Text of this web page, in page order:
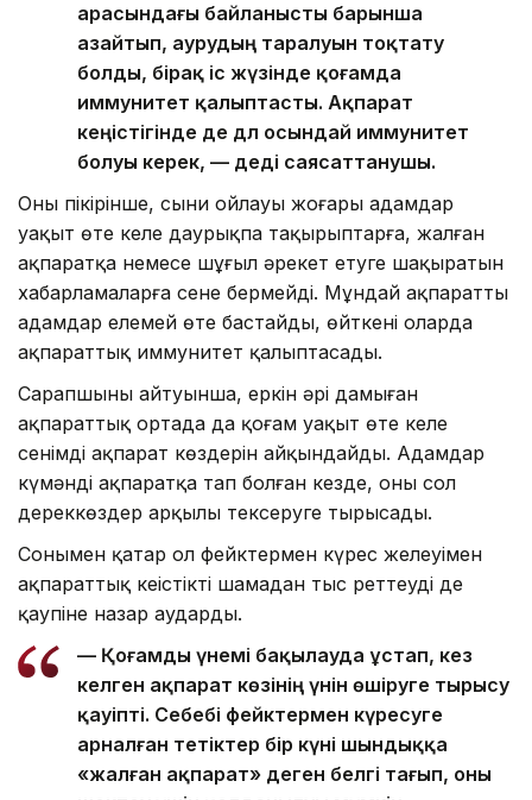
арасындағы байланысты барынша
азайтып, аурудың таралуын тоқтату
болды, бірақ іс жүзінде қоғамда
иммунитет қалыптасты. Ақпарат
кеңістігінде де дәл осындай иммунитет
болуы керек, — деді саясаттанушы.
Оның пікірінше, сыни ойлауы жоғары адамдар
уақыт өте келе даурықпа тақырыптарға, жалған
ақпаратқа немесе шұғыл әрекет етуге шақыратын
хабарламаларға сене бермейді. Мұндай ақпаратты
адамдар елемей өте бастайды, өйткені оларда
ақпараттық иммунитет қалыптасады.
Сарапшының айтуынша, еркін әрі дамыған
ақпараттық ортада да қоғам уақыт өте келе
сенімді ақпарат көздерін айқындайды. Адамдар
күмәнді ақпаратқа тап болған кезде, оны сол
дереккөздер арқылы тексеруге тырысады.
Сонымен қатар ол фейктермен күрес желеуімен
ақпараттық кеңістікті шамадан тыс реттеудің де
қаупіне назар аударды.
— Қоғамды үнемі бақылауда ұстап, кез
келген ақпарат көзінің үнін өшіруге тырысу
қауіпті. Себебі фейктермен күресуге
арналған тетіктер бір күні шындыққа
«жалған ақпарат» деген белгі тағып, оны